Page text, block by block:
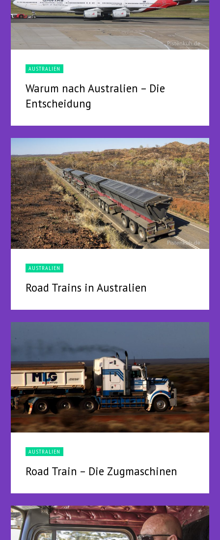
AUSTRALIEN
Warum nach Australien – Die
Entscheidung
AUSTRALIEN
Road Trains in Australien
AUSTRALIEN
Road Train – Die Zugmaschinen